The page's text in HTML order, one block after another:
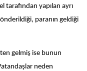
tarafından yapılan ayrı
paranın geldiği
gelmiş ise bunun
neden